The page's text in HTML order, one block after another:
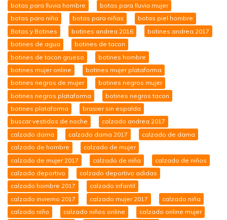
botas para lluvia hombre
botas para lluvia mujer
botas para niña
botas para niñas
botas piel hombre
Botas y Botines
botines andrea 2016
botines andrea 2017
botines de agua
botines de tacon
botines de tacon grueso
botines hombre
botines mujer online
botines mujer plataforma
botines negros de mujer
botines negros mujer
botines negros plataforma
botines negros tacon
botines plataforma
brasier sin espalda
buscar vestidos de noche
calzado andrea 2017
calzado dama
calzado dama 2017
calzado de dama
calzado de hombre
calzado de mujer
calzado de mujer 2017
calzado de niña
calzado de niños
calzado deportivo
calzado deportivo adidas
calzado hombre 2017
calzado infantil
calzado invierno 2017
calzado mujer 2017
calzado niña
calzado niño
calzado niños online
calzado online mujer